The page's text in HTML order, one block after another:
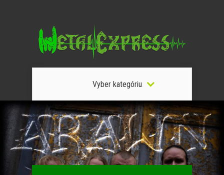
Vyber kategóriu